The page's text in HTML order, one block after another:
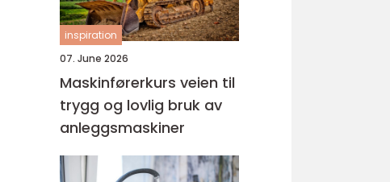
inspiration
07. June 2026
Maskinførerkurs veien til
trygg og lovlig bruk av
anleggsmaskiner